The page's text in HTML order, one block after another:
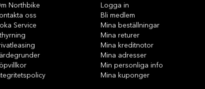
Northbike
oss
Service
Logga in
Bli medlem
Mina beställningar
Mina returer
Mina kreditnotor
Mina adresser
Min personliga info
Mina kuponger